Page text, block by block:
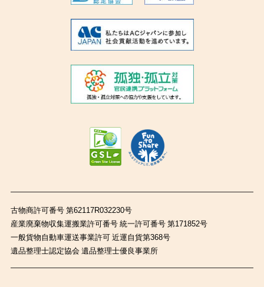
古物商許可番号 第62117R032230号
産業廃棄物収集運搬業許可番号 統一許可番号 第171852号
一般貨物自動車運送事業許可 近運自貨第368号
遺品整理士認定協会 遺品整理士優良事業所